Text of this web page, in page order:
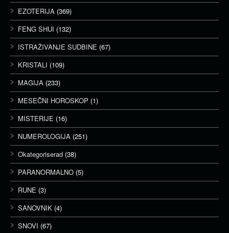
EZOTERIJA (369)
FENG SHUI (132)
ISTRAŽIVANJE SUDBINE (67)
KRISTALI (109)
MAGIJA (233)
MESEČNI HOROSKOP (1)
MISTERIJE (16)
NUMEROLOGIJA (251)
Okategoriserad (38)
PARANORMALNO (5)
RUNE (3)
SANOVNIK (4)
SNOVI (67)